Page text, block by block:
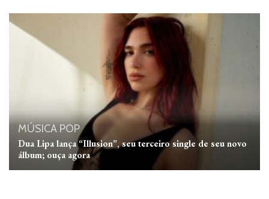
MÚSICA POP
Dua Lipa lança “Illusion”, seu terceiro single de seu novo
álbum; ouça agora